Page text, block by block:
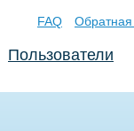
FAQ Обратная
Пользователи